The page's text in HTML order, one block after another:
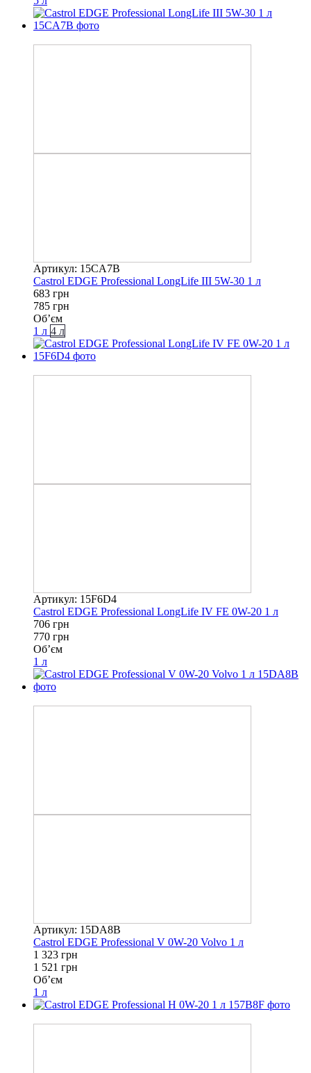
Артикул: 15CA7B
Castrol EDGE Professional LongLife III 5W-30 1 л
683 грн
785 грн
Об’єм
1 л 4 л
Артикул: 15F6D4
Castrol EDGE Professional LongLife IV FE 0W-20 1 л
706 грн
770 грн
Об’єм
1 л
Артикул: 15DA8B
Castrol EDGE Professional V 0W-20 Volvo 1 л
1 323 грн
1 521 грн
Об’єм
1 л